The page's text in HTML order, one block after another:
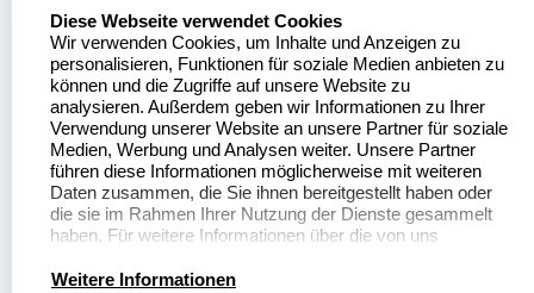
Stempelgestalten.de
Asterlager Straße 97
47228 Duisburg
Deutschland
Über uns
Sitemap
Alle
Stempelinformationen
Dateivorgaben
Diese Webseite verwendet Cookies
Wir verwenden Cookies, um Inhalte und Anzeigen zu
personalisieren, Funktionen für soziale Medien anbieten zu
können und die Zugriffe auf unsere Website zu
analysieren. Außerdem geben wir Informationen zu Ihrer
Verwendung unserer Website an unsere Partner für soziale
Medien, Werbung und Analysen weiter. Unsere Partner
führen diese Informationen möglicherweise mit weiteren
Daten zusammen, die Sie ihnen bereitgestellt haben oder
die sie im Rahmen Ihrer Nutzung der Dienste gesammelt
haben. Für weitere Informationen über die von uns
Datenschutzerklärung.
Weitere Informationen